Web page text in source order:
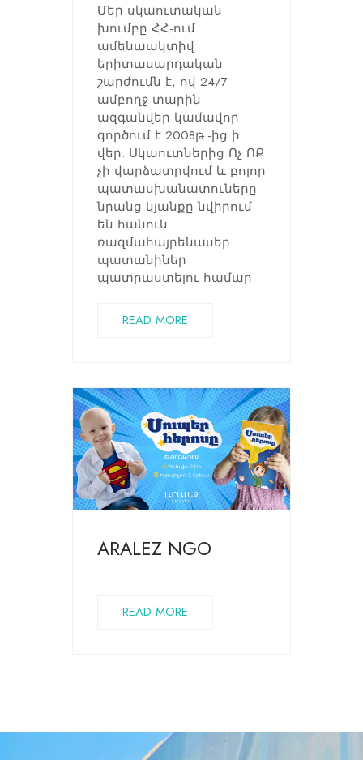
Մեր սկաուտական
խումբը ՀՀ-ում
ամենաակտիվ
երիտասարդական
շարժումն է, ով 24/7
ամբողջ տարին
ազգանվեր կամավոր
գործում է 2008թ.-ից ի
վեր: Սկաուտներից Ոչ ՈՔ
չի վարձատրվում և բոլոր
պատասխանատուները
նրանց կյանքը նվիրում
են հանուն
ռազմահայրենասեր
պատանիներ
պատրաստելու համար
READ MORE
ARALEZ NGO
READ MORE